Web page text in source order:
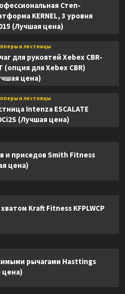
Степ-
KERNEL, 3 уровня
(Лучшая цена)
и лестницы
для рукоятей Xebex CBR-
(опция для Xebex CBR)
цена)
и лестницы
Intenza ESCALATE
(Лучшая цена)
и приседов Smith Fitness
цена)
Kraft Fitness KFPLWCP
рычагами Hasttings
цена)